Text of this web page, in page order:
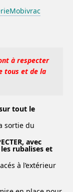
à respecter
tous et de la
sur tout le
sortie du
avec
les rubalises et
à l’extérieur